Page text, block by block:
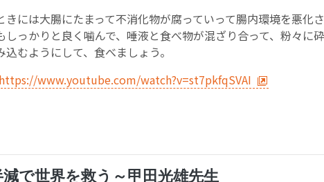
きには大腸にたまって不消化物が腐っていって腸内環境を悪化
しっかりと良く噛んで、唾液と食べ物が混ざり合って、粉々に
込むようにして、食べましょう。
https://www.youtube.com/watch?v=st7pkfqSVAI